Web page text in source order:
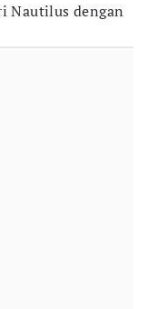
Nautilus dengan